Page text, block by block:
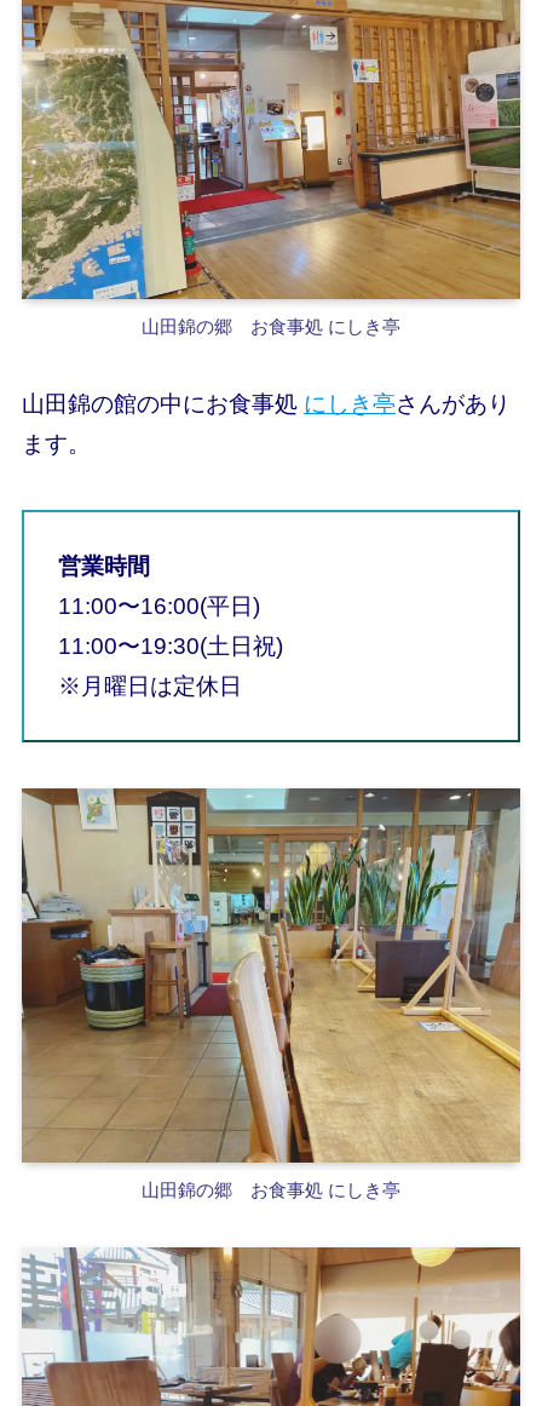
山田錦の郷 お食事処 にしき亭
山田錦の館の中にお食事処 にしき亭さんがあり
ます。
営業時間
11:00〜16:00(平日)
11:00〜19:30(土日祝)
※月曜日は定休日
山田錦の郷 お食事処 にしき亭